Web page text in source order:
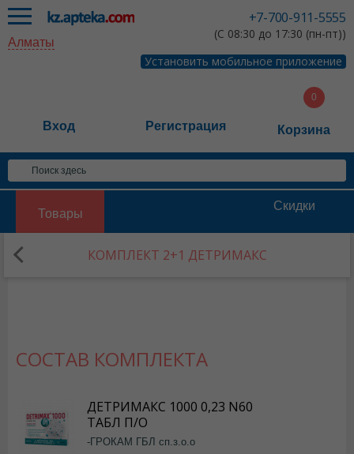
+7-700-911-5555
(С 08:30 до 17:30 (пн-пт))
Установить мобильное приложение
Алматы
Вход Регистрация Корзина
Товары
Скидки
КОМПЛЕКТ 2+1 ДЕТРИМАКС
СОСТАВ КОМПЛЕКТА
ДЕТРИМАКС 1000 0,23 N60
ТАБЛ П/О
-ГРОКАМ ГБЛ сп.з.о.о